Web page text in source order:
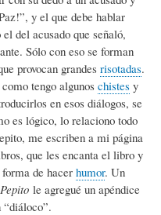
y el que debe hablar
del acusado que señaló,
Sólo con eso se forman
provocan grandes risotadas.
tengo algunos chistes y
en esos diálogos, se
es lógico, lo relaciono todo
me escriben a mi página
que les encanta el libro y
de hacer humor. Un
le agregué un apéndice
“diáloco”.